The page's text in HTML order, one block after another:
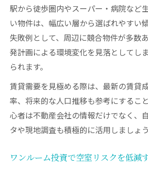
駅から徒歩圏内やスーパー・病院など
い物件は、幅広い層から選ばれやすい
失敗例として、周辺に競合物件が多数
発計画による環境変化を見落としてし
られます。
賃貸需要を見極める際は、最新の賃貸
率、将来的な人口推移も参考にするこ
心者は不動産会社の情報だけでなく、
タや現地調査も積極的に活用しましょう
ワンルーム投資で空室リスクを低減